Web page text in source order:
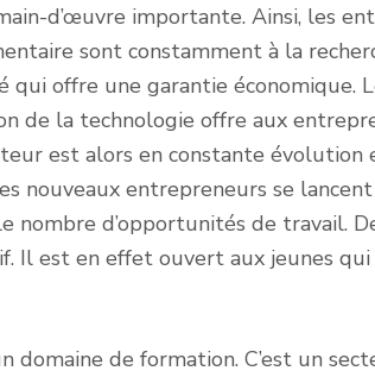
d’œuvre importante. Ainsi, les
sont constamment à la
qui offre une garantie économique.
de la technologie offre aux
est alors en constante évolution
nouveaux entrepreneurs se
nombre d’opportunités de travail.
Il est en effet ouvert aux jeunes qui
domaine de formation. C’est un